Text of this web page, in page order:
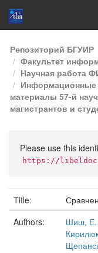
Skip
navigation
Репозиторий БГУИР
Факультет
Научная работа
Информационные
материалы 57-й
магистрантов и
Please use this
https://
Title:
Authors:
Шиш, Е.